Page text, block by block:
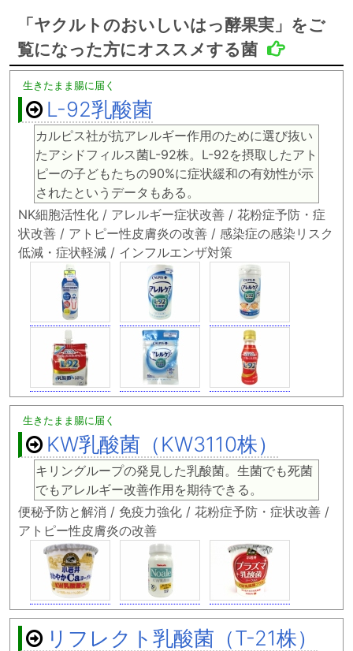
「ヤクルトのおいしいはっ酵果実」をご
覧になった方にオススメする菌
生きたまま腸に届く
L-92乳酸菌
カルピス社が抗アレルギー作用のために選び抜い
たアシドフィルス菌L-92株。L-92を摂取したアト
ピーの子どもたちの90%に症状緩和の有効性が示
されたというデータもある。
NK細胞活性化 / アレルギー症状改善 / 花粉症予防・症
状改善 / アトピー性皮膚炎の改善 / 感染症の感染リスク
低減・症状軽減 / インフルエンザ対策
生きたまま腸に届く
KW乳酸菌（KW3110株）
キリングループの発見した乳酸菌。生菌でも死菌
でもアレルギー改善作用を期待できる。
便秘予防と解消 / 免疫力強化 / 花粉症予防・症状改善 /
アトピー性皮膚炎の改善
リフレクト乳酸菌（T-21株）